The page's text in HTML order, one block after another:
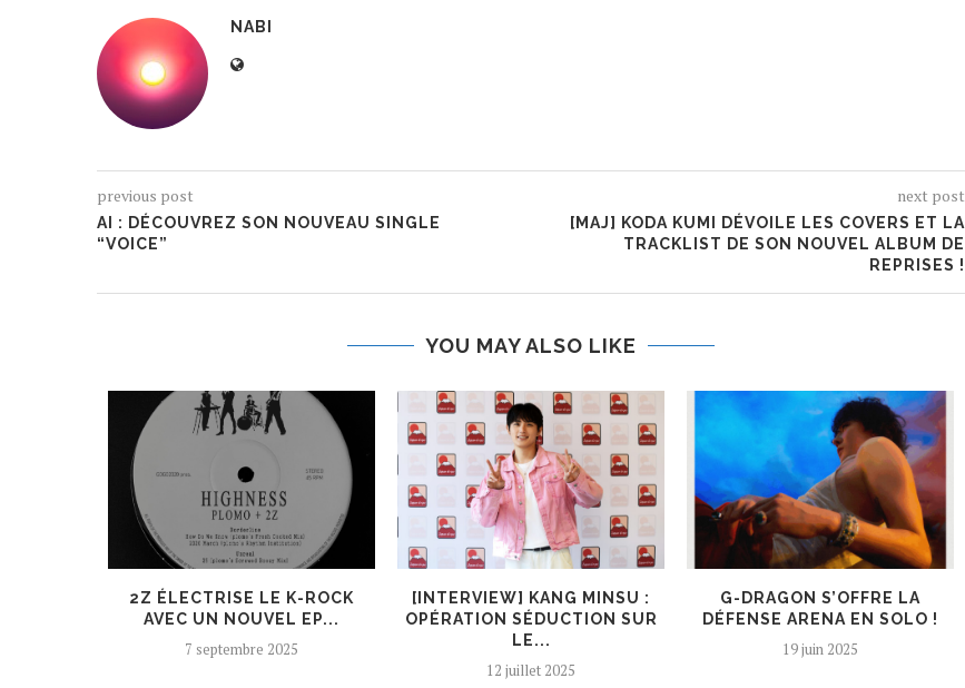
NABI
previous post
AI : DÉCOUVREZ SON NOUVEAU SINGLE
“VOICE”
next post
[MAJ] KODA KUMI DÉVOILE LES COVERS ET LA
TRACKLIST DE SON NOUVEL ALBUM DE
REPRISES !
YOU MAY ALSO LIKE
2Z ÉLECTRISE LE K-ROCK
AVEC UN NOUVEL EP...
7 septembre 2025
[INTERVIEW] KANG MINSU :
OPÉRATION SÉDUCTION SUR
LE...
12 juillet 2025
G-DRAGON S’OFFRE LA
DÉFENSE ARENA EN SOLO !
19 juin 2025